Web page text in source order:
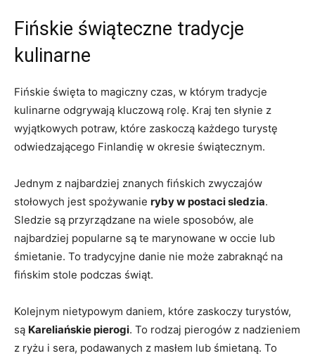
Fińskie świąteczne tradycje
⁣kulinarne
Fińskie święta to magiczny​ czas, w którym tradycje
⁣kulinarne odgrywają kluczową rolę. Kraj ten słynie ‌z
wyjątkowych potraw, ⁢które ​zaskoczą każdego turystę⁤
odwiedzającego Finlandię w okresie świątecznym.
Jednym z najbardziej znanych ⁢fińskich ⁢zwyczajów
stołowych ‌jest ⁣spożywanie ryby w ⁣postaci sledzia.‍
Sledzie są przyrządzane na wiele sposobów, ale
najbardziej popularne ⁣są te marynowane w occie lub
śmietanie. To tradycyjne danie nie może zabraknąć na
fińskim‍ stole⁣ podczas świąt.
Kolejnym nietypowym‍ daniem, które zaskoczy turystów,
są Kareliańskie pierogi. To rodzaj pierogów z nadzieniem
‍z ryżu i sera, podawanych z masłem lub‌ śmietaną. To